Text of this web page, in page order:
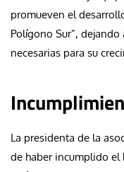
promueven el
Polígono Sur”,
necesarias para su
La presidenta de la
de haber incumplido el